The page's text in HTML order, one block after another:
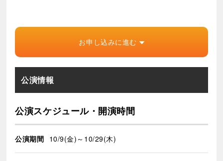
お申し込みに進む
公演情報
公演スケジュール・開演時間
公演期間 10/9(金)～10/29(木)